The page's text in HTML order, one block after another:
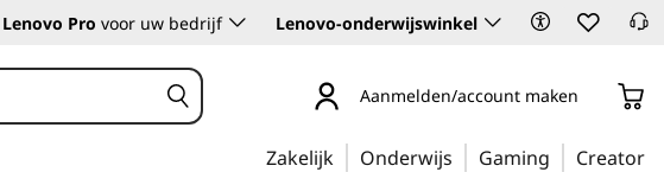
Lenovo Pro voor uw bedrijf Lenovo-onderwijswinkel
Aanmelden/account maken
Zakelijk Onderwijs Gaming Creator